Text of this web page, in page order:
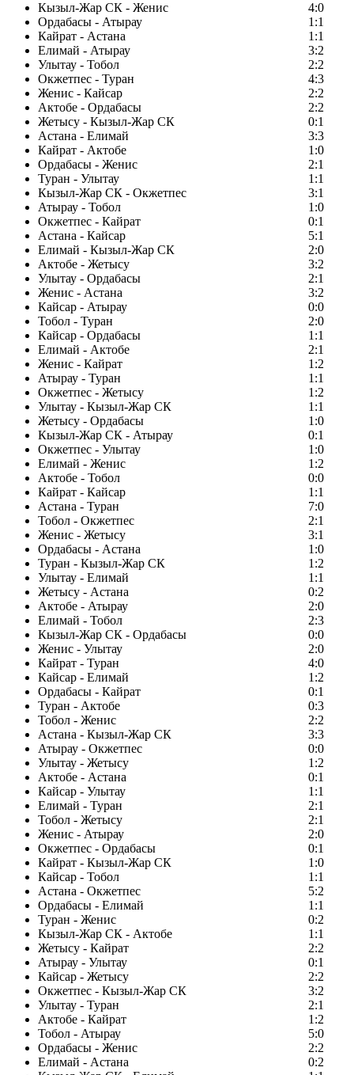
Кызыл-Жар СК - Женис
4:0
Ордабасы - Атырау
1:1
Кайрат - Астана
1:1
Елимай - Атырау
3:2
Улытау - Тобол
2:2
Окжетпес - Туран
4:3
Женис - Кайсар
2:2
Актобе - Ордабасы
2:2
Жетысу - Кызыл-Жар СК
0:1
Астана - Елимай
3:3
Кайрат - Актобе
1:0
Ордабасы - Женис
2:1
Туран - Улытау
1:1
Кызыл-Жар СК - Окжетпес
3:1
Атырау - Тобол
1:0
Окжетпес - Кайрат
0:1
Астана - Кайсар
5:1
Елимай - Кызыл-Жар СК
2:0
Актобе - Жетысу
3:2
Улытау - Ордабасы
2:1
Женис - Астана
3:2
Кайсар - Атырау
0:0
Тобол - Туран
2:0
Кайсар - Ордабасы
1:1
Елимай - Актобе
2:1
Женис - Кайрат
1:2
Атырау - Туран
1:1
Окжетпес - Жетысу
1:2
Улытау - Кызыл-Жар СК
1:1
Жетысу - Ордабасы
1:0
Кызыл-Жар СК - Атырау
0:1
Окжетпес - Улытау
1:0
Елимай - Женис
1:2
Актобе - Тобол
0:0
Кайрат - Кайсар
1:1
Астана - Туран
7:0
Тобол - Окжетпес
2:1
Женис - Жетысу
3:1
Ордабасы - Астана
1:0
Туран - Кызыл-Жар СК
1:2
Улытау - Елимай
1:1
Жетысу - Астана
0:2
Актобе - Атырау
2:0
Елимай - Тобол
2:3
Кызыл-Жар СК - Ордабасы
0:0
Женис - Улытау
2:0
Кайрат - Туран
4:0
Кайсар - Елимай
1:2
Ордабасы - Кайрат
0:1
Туран - Актобе
0:3
Тобол - Женис
2:2
Астана - Кызыл-Жар СК
3:3
Атырау - Окжетпес
0:0
Улытау - Жетысу
1:2
Актобе - Астана
0:1
Кайсар - Улытау
1:1
Елимай - Туран
2:1
Тобол - Жетысу
2:1
Женис - Атырау
2:0
Окжетпес - Ордабасы
0:1
Кайрат - Кызыл-Жар СК
1:0
Кайсар - Тобол
1:1
Астана - Окжетпес
5:2
Ордабасы - Елимай
1:1
Туран - Женис
0:2
Кызыл-Жар СК - Актобе
1:1
Жетысу - Кайрат
2:2
Атырау - Улытау
0:1
Кайсар - Жетысу
2:2
Окжетпес - Кызыл-Жар СК
3:2
Улытау - Туран
2:1
Актобе - Кайрат
1:2
Тобол - Атырау
5:0
Ордабасы - Женис
2:2
Елимай - Астана
0:2